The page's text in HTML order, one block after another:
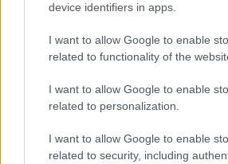
device identifiers in apps.
I want to allow Google to enable
related to functionality of the
I want to allow Google to enable
related to personalization.
I want to allow Google to enable
related to security, including
EMBEREK
Szemtanúk szerint 8-
a sportkocsiban –